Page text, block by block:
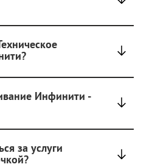
Инфинити -
за услуги